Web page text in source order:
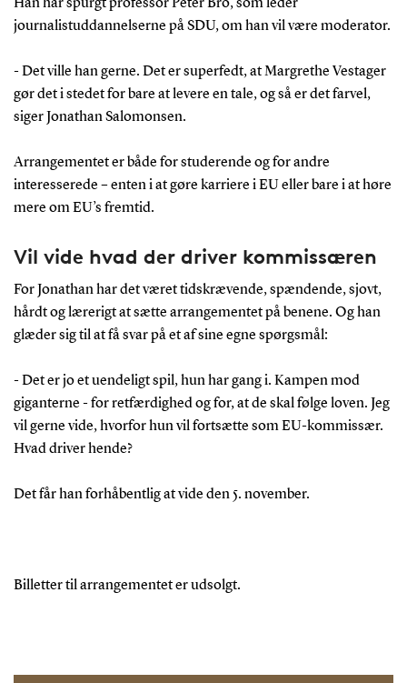
Han har spurgt professor Peter Bro, som leder
journalistuddannelserne på SDU, om han vil være moderator.
- Det ville han gerne. Det er superfedt, at Margrethe Vestager
gør det i stedet for bare at levere en tale, og så er det farvel,
siger Jonathan Salomonsen.
Arrangementet er både for studerende og for andre
interesserede – enten i at gøre karriere i EU eller bare i at høre
mere om EU’s fremtid.
Vil vide hvad der driver kommissæren
For Jonathan har det været tidskrævende, spændende, sjovt,
hårdt og lærerigt at sætte arrangementet på benene. Og han
glæder sig til at få svar på et af sine egne spørgsmål:
- Det er jo et uendeligt spil, hun har gang i. Kampen mod
giganterne - for retfærdighed og for, at de skal følge loven. Jeg
vil gerne vide, hvorfor hun vil fortsætte som EU-kommissær.
Hvad driver hende?
Det får han forhåbentlig at vide den 5. november.
Billetter til arrangementet er udsolgt.